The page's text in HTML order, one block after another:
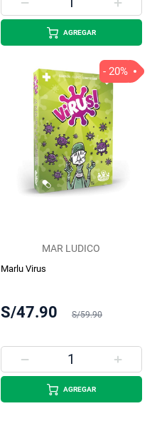
AGREGAR
MAR LUDICO
Marlu Virus
S/47.90 S/59.90
- 20%
AGREGAR